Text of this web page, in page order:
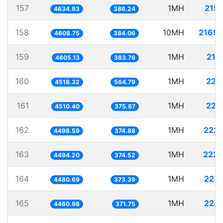
157 4634.93 386.24 1MH
158 4608.75 384.06 10MH
159 4605.13 383.76 1MH
160 4518.32 564.79 1MH
161 4510.40 375.87 1MH
162 4498.59 374.88 1MH
163 4494.20 374.52 1MH
164 4480.69 373.39 1MH
165 4460.98 371.75 1MH